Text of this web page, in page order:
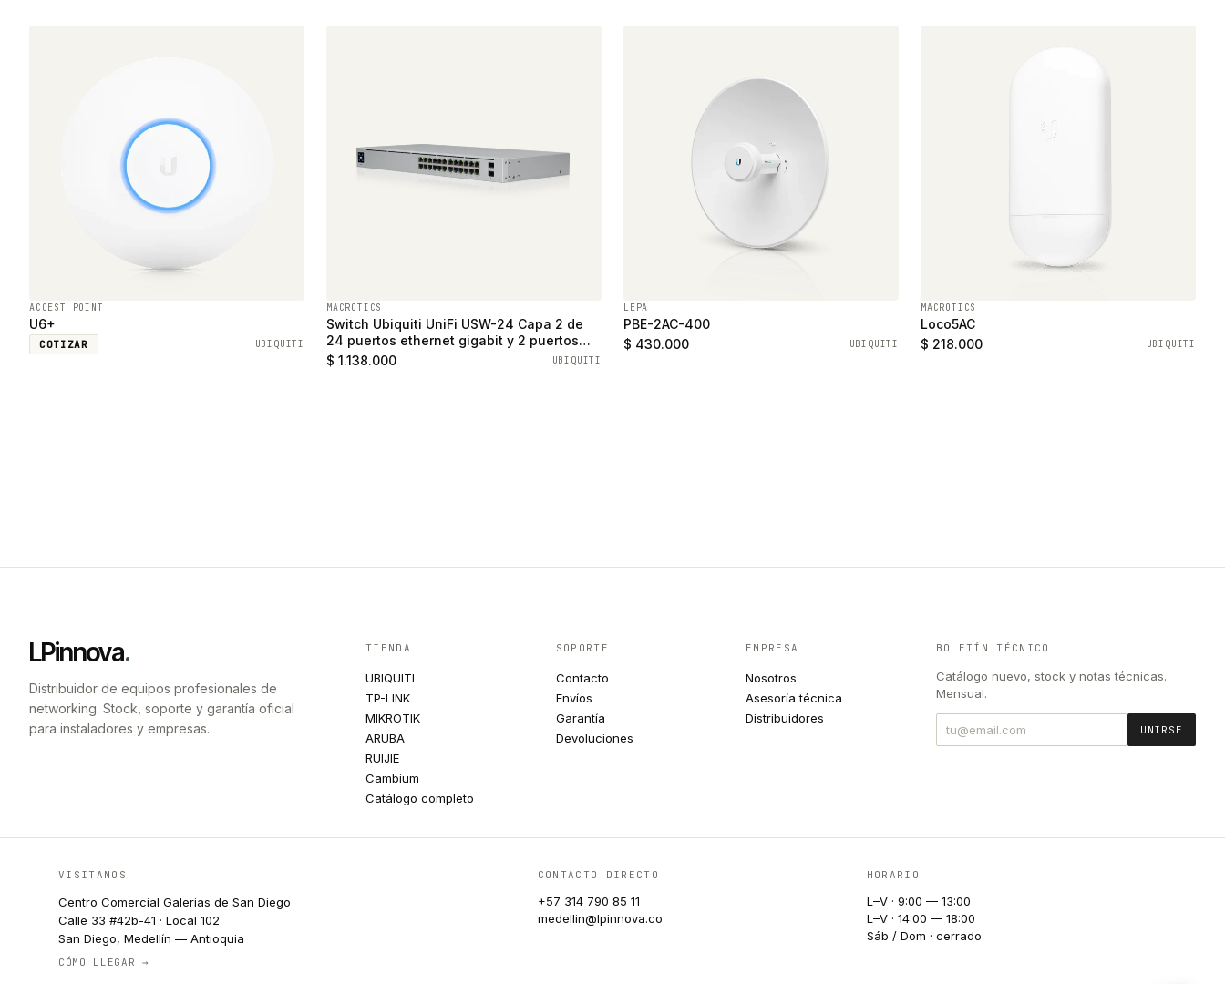
ACCEST POINT
U6+
COTIZAR UBIQUITI
MACROTICS
Switch Ubiquiti UniFi USW-24 Capa 2 de
24 puertos ethernet gigabit y 2 puertos
SFP
$ 1.138.000 UBIQUITI
LEPA
PBE-2AC-400
$ 430.000
UBIQUITI
MACROTICS
Loco5AC
$ 218.000
UBIQUITI
LPinnova.
Distribuidor de equipos profesionales de
networking. Stock, soporte y garantía oficial
para instaladores y empresas.
TIENDA
UBIQUITI
TP-LINK
MIKROTIK
ARUBA
RUIJIE
Cambium
Catálogo completo
SOPORTE
Contacto
Envíos
Garantía
Devoluciones
EMPRESA
Nosotros
Asesoría técnica
Distribuidores
BOLETÍN TÉCNICO
Catálogo nuevo, stock y notas técnicas.
Mensual.
UNIRSE
VISITANOS
Centro Comercial Galerias de San Diego
Calle 33 #42b-41 · Local 102
San Diego, Medellín — Antioquia
CÓMO LLEGAR →
CONTACTO DIRECTO
+57 314 790 85 11
medellin@lpinnova.co
HORARIO
L–V · 9:00 — 13:00
L–V · 14:00 — 18:00
Sáb / Dom · cerrado